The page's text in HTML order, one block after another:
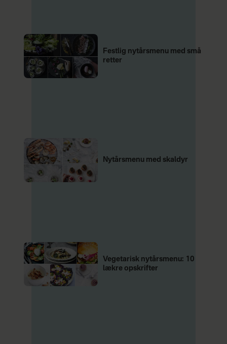
Festlig nytårsmenu med små
retter
Nytårsmenu med skaldyr
Vegetarisk nytårsmenu: 10
lækre opskrifter